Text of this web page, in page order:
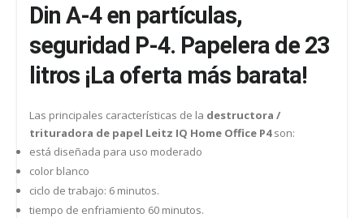
Din A-4 en partículas,
seguridad P-4. Papelera de 23
litros ¡La oferta más barata!
Las principales características de la destructora /
trituradora de papel Leitz IQ Home Office P4son:
está diseñada para uso moderado
color blanco
ciclo de trabajo: 6 minutos.
tiempo de enfriamiento 60 minutos.